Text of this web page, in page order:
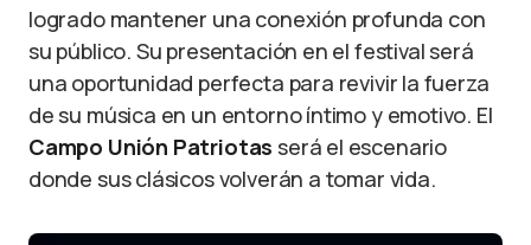
logrado mantener una conexión profunda con
su público. Su presentación en el festival será
una oportunidad perfecta para revivir la fuerza
de su música en un entorno íntimo y emotivo. El
Campo Unión Patriotas será el escenario
donde sus clásicos volverán a tomar vida.